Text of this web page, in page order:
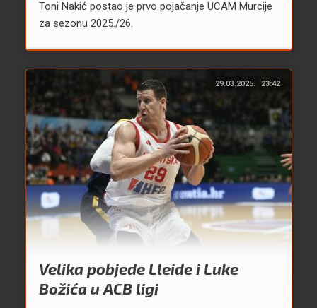
Toni Nakić postao je prvo pojačanje UCAM Murcije
za sezonu 2025./26.
29.03.2025. 23:42
Velika pobjede Lleide i Luke
Božića u ACB ligi